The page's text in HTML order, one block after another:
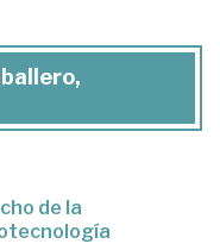
de la